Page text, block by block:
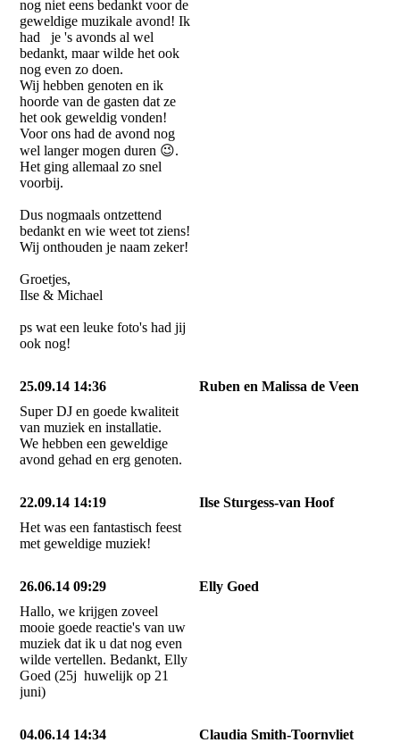
nog niet eens bedankt voor de
geweldige muzikale avond! Ik
had je 's avonds al wel
bedankt, maar wilde het ook
nog even zo doen.
Wij hebben genoten en ik
hoorde van de gasten dat ze
het ook geweldig vonden!
Voor ons had de avond nog
wel langer mogen duren 😉.
Het ging allemaal zo snel
voorbij.
Dus nogmaals ontzettend
bedankt en wie weet tot ziens!
Wij onthouden je naam zeker!
Groetjes,
Ilse & Michael
ps wat een leuke foto's had jij
ook nog!
25.09.14 14:36
Ruben en Malissa de Veen
Super DJ en goede kwaliteit
van muziek en installatie.
We hebben een geweldige
avond gehad en erg genoten.
22.09.14 14:19
Ilse Sturgess-van Hoof
Het was een fantastisch feest
met geweldige muziek!
26.06.14 09:29
Elly Goed
Hallo, we krijgen zoveel
mooie goede reactie's van uw
muziek dat ik u dat nog even
wilde vertellen. Bedankt, Elly
Goed (25j huwelijk op 21
juni)
04.06.14 14:34
Claudia Smith-Toornvliet